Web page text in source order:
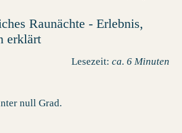
Raunächte - Erlebnis,
erklärt
Lesezeit: ca. 6 Minuten
null Grad.